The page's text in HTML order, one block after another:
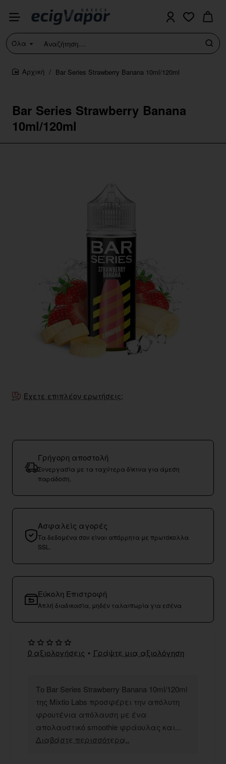
Όλα
Αναζήτηση....
Bar Series Strawberry Banana
10ml/120ml
home
Bar Series Strawberry Banana 10ml/120ml
Έχετε επιπλέον ερωτήσεις;
Γρήγορη αποστολή
Συνεργασία με τα ταχύτερα δίκτυα για άμεση
παράδοση.
Ασφαλείς αγορές
Τα δεδομένα σου είναι απόρρητα με πρωτόκολλα
SSL.
Εύκολη Επιστροφή
Απλή διαδικασία, μηδέν ταλαιπωρία για εσένα
Το Bar Series Strawberry Banana 10ml/120ml
της Mixtio Labs προσφέρει την απόλυτη
φρουτένια απόλαυση με ένα
απολαυστικό smoothie φράουλας και...
Διαβάστε περισσότερα..
0 αξιολογήσεις • Γράψτε μια αξιολόγηση